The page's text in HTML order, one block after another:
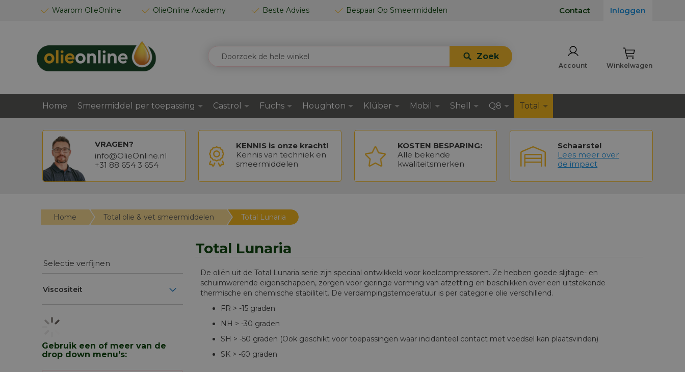
Waarom OlieOnline OlieOnline Academy Beste Advies Bespaar Op Smeermiddelen
GA
Contact Inloggen
Winkelwagen
ZOEK
Zoek
Account
Home Smeermiddel per toepassing Castrol Fuchs Houghton Klüber Mobil Shell Q8 Total
VRAGEN?
info@OlieOnline.nl
+31 88 654 3 654
KENNIS is onze kracht!
Kennis van techniek en
smeermiddelen
KOSTEN BESPARING:
Alle bekende
kwaliteitsmerken
Schaarste!
Lees meer over
de impact
Home Total olie & vet smeermiddelen Total Lunaria
Total Lunaria
De oliën uit de Total Lunaria serie zijn speciaal ontwikkeld voor koelcompressoren. Ze hebben goede slijtage- en
schuimwerende eigenschappen, zorgen voor geringe vorming van afzetting en beschikken over een uitstekende
thermische en chemische stabiliteit. De verdampingstemperatuur is per categorie olie verschillend.
FR > -15 graden
NH > -30 graden
SH > -50 graden (Ook geschikt voor toepassingen waar incidenteel contact met voedsel kan plaatsvinden)
SK > -60 graden
Selectie verfijnen
Viscositeit
Gebruik een of meer van de
drop down menu's: